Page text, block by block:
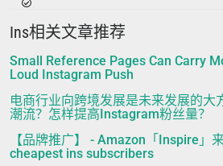
Ins相关文章推荐
Small Reference Pages Can Carry
Loud Instagram Push
电商行业向跨境发展是未来发展的大
潮流？怎样提高Instagram粉丝量？
【品牌推广】 - Amazon「Inspire」
cheapest ins subscribers